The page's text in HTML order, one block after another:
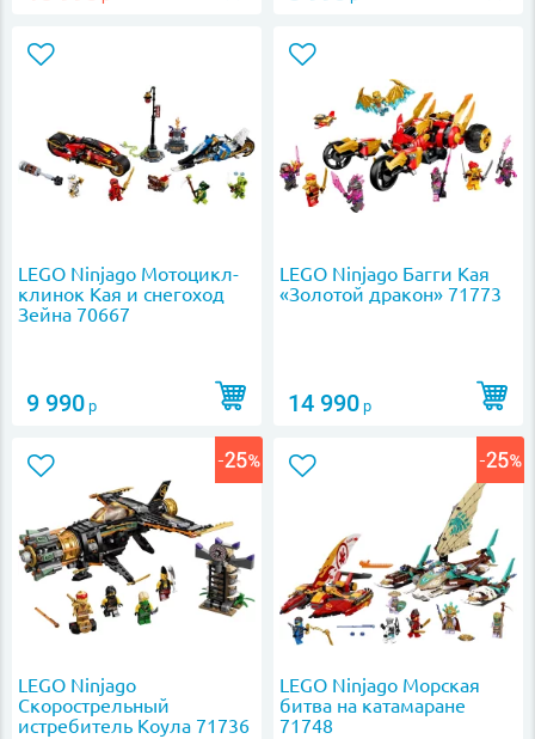
LEGO Ninjago Мотоцикл-
клинок Кая и снегоход
Зейна 70667
9 990 р
LEGO Ninjago Багги Кая
«Золотой дракон» 71773
14 990 р
LEGO Ninjago
Скорострельный
истребитель Коула 71736
LEGO Ninjago Морская
битва на катамаране
71748